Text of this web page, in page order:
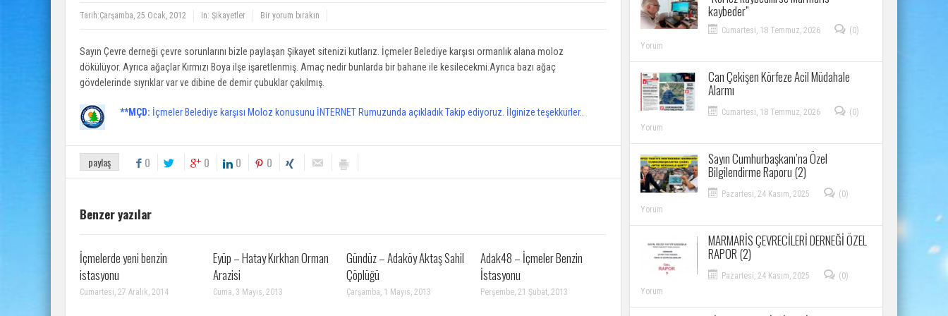
Tarih:Çarşamba, 25 Ocak, 2012 in: Şikayetler Bir yorum bırakın
Sayın Çevre derneği çevre sorunlarını bizle paylaşan Şikayet sitenizi kutlarız. İçmeler Belediye karşısı ormanlık alana moloz
dökülüyor. Ayrıca ağaçlar Kırmızı Boya ilşe işaretlenmiş. Amaç nedir bunlarda bir bahane ile kesilecekmi.Ayrıca bazı ağaç
gövdelerinde sıyrıklar var ve dibine de demir çubuklar çakılmış.
**MÇD: İçmeler Belediye karşısı Moloz konusunu İNTERNET Rumuzunda açıkladık Takip ediyoruz. İlginize teşekkürler..
paylaş 0 0 0 0
Benzer yazılar
İçmelerde yeni benzin
istasyonu
Cumartesi, 27 Aralık, 2014
Eyüp – Hatay Kırkhan Orman
Arazisi
Cuma, 3 Mayıs, 2013
Gündüz – Adaköy Aktaş Sahil
Çöplüğü
Çarşamba, 1 Mayıs, 2013
Adak48 – İçmeler Benzin
İstasyonu
Perşembe, 21 Şubat, 2013
kaybeder”
Cumartesi, 18 Temmuz, 2026
(0)
Yorum
Can Çekişen Körfeze Acil Müdahale
Alarmı
Cumartesi, 18 Temmuz, 2026
(0)
Yorum
Sayın Cumhurbaşkanı’na Özel
Bilgilendirme Raporu (2)
Pazartesi, 24 Kasım, 2025
(0)
Yorum
MARMARİS ÇEVRECİLERİ DERNEĞİ ÖZEL
RAPOR (2)
Pazartesi, 24 Kasım, 2025
(0)
Yorum